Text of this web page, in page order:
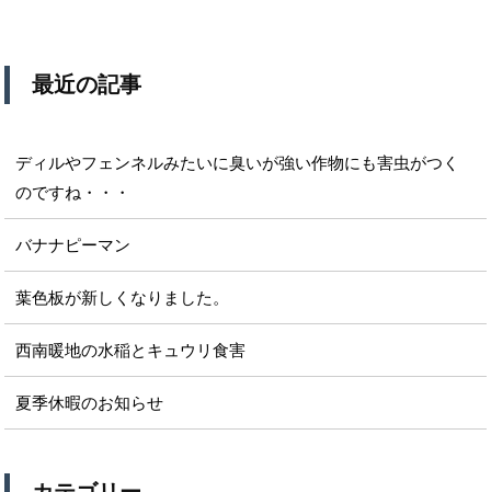
最近の記事
ディルやフェンネルみたいに臭いが強い作物にも害虫がつく
のですね・・・
バナナピーマン
葉色板が新しくなりました。
西南暖地の水稲とキュウリ食害
夏季休暇のお知らせ